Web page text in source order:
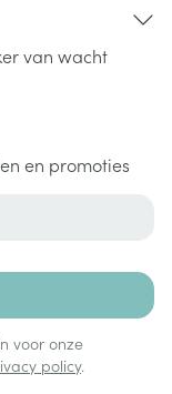
van wacht
en promoties
voor onze
policy.